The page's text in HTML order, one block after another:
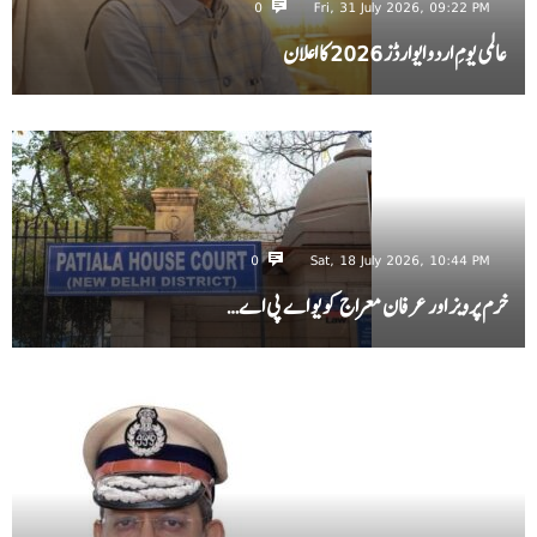
Fri, 31 July 2026, 09:22 PM
0
عالمی یومِ اردو ایوارڈز 2026 کا اعلان
Sat, 18 July 2026, 10:44 PM
0
خرم پرویز اور عرفان معراج کو یو اے پی اے…